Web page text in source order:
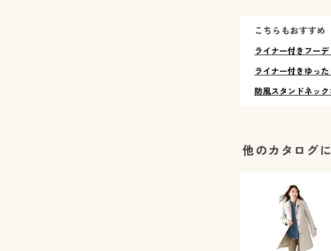
こちらもおすすめ
ライナー付きフー
ライナー付きゆっ
防風スタンドネック
他のカタログ